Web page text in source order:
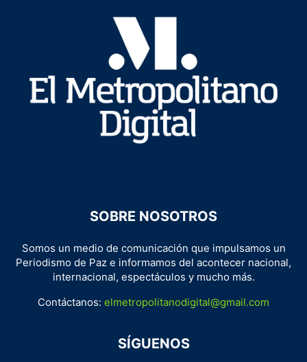
SOBRE NOSOTROS
Somos un medio de comunicación que impulsamos un
Periodismo de Paz e informamos del acontecer nacional,
internacional, espectáculos y mucho más.
Contáctanos: elmetropolitanodigital@gmail.com
SÍGUENOS